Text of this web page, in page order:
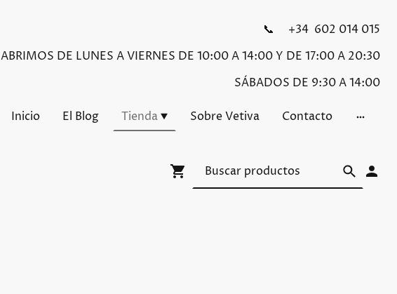
📞 +34 602 014 015
ABRIMOS DE LUNES A VIERNES DE 10:00 A 14:00 Y DE 17:00 A 20:30
SÁBADOS DE 9:30 A 14:00
Inicio El Blog Tienda Sobre Vetiva Contacto